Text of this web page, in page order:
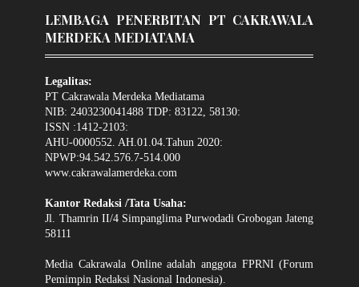
LEMBAGA PENERBITAN PT CAKRAWALA
MERDEKA MEDIATAMA
Legalitas:
PT Cakrawala Merdeka Mediatama
NIB: 2403230041488 TDP: 83122, 58130:
ISSN :1412-2103:
AHU-0000552. AH.01.04.Tahun 2020:
NPWP:94.542.576.7-514.000
www.cakrawalamerdeka.com
Kantor Redaksi /Tata Usaha:
Jl. Thamrin II/4 Simpanglima Purwodadi Grobogan Jateng
58111
Media Cakrawala Online adalah anggota FPRNI (Forum
Pemimpin Redaksi Nasional Indonesia).